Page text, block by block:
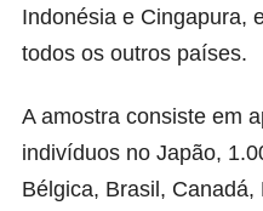
Indonésia e Cingapura,
todos os outros países.
A amostra consiste em
indivíduos no Japão,
Bélgica, Brasil,